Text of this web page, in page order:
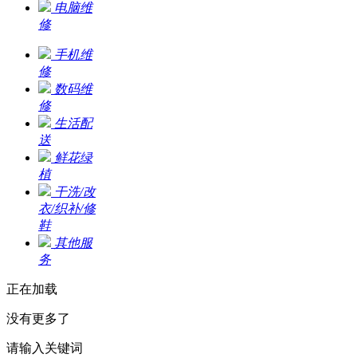
电脑维
修
手机维
修
数码维
修
生活配
送
鲜花绿
植
干洗/改
衣/织补/修
鞋
其他服
务
正在加载
没有更多了
请输入关键词